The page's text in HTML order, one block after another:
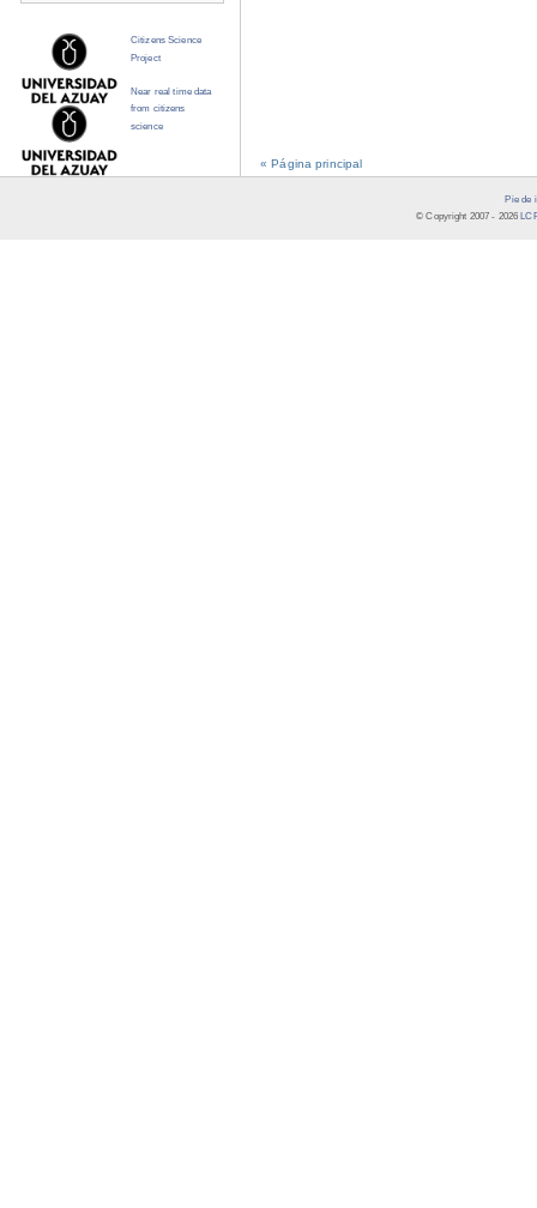
« Página principal
Citizens Science
Project
Near real time data
from citizens
science
Pie de
© Copyright 2007 - 2026